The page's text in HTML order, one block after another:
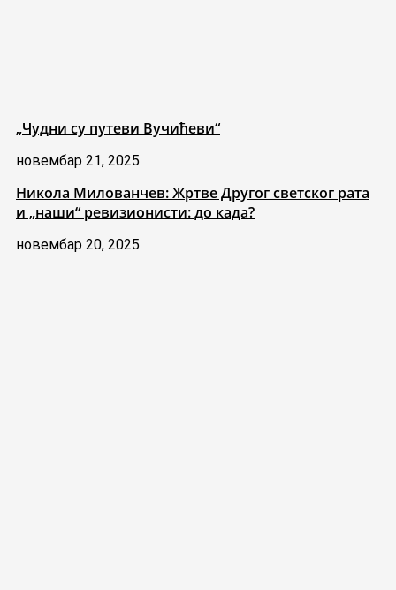
„Чудни су путеви Вучићеви“
новембар 21, 2025
Никола Милованчев: Жртве Другог светског рата
и „наши“ ревизионисти: до када?
новембар 20, 2025